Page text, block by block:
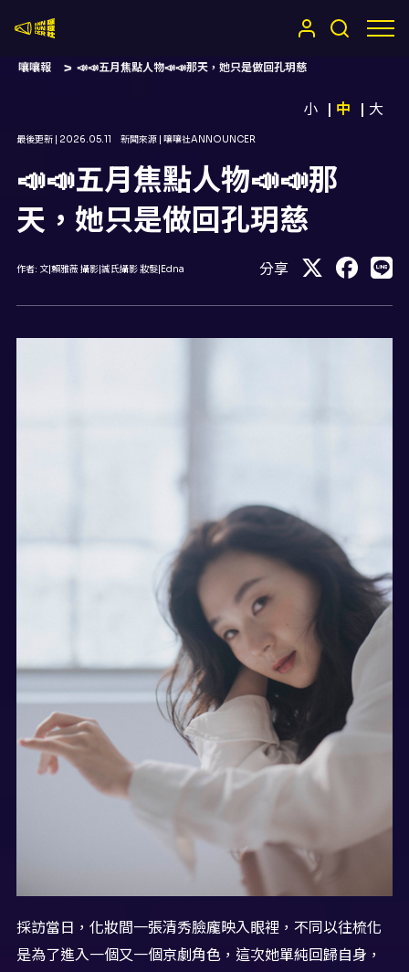
嚷嚷報 📣📣五月焦點人物📣📣那天，她只是做回孔玥慈
小 中 大
最後更新 | 2026.05.11 新聞來源 | 嚷嚷社ANNOUNCER
📣📣五月焦點人物📣📣那
天，她只是做回孔玥慈
作者: 文|賴雅薇 攝影|誠氏攝影 妝髮|Edna 分享
採訪當日，化妝間一張清秀臉龐映入眼裡，不同以往梳化
是為了進入一個又一個京劇角色，這次她單純回歸自身，